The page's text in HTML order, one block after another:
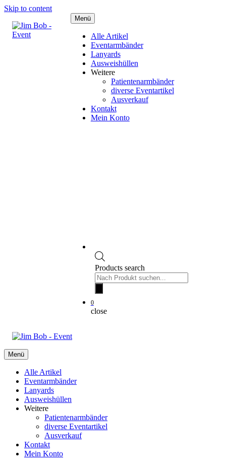
Skip to content
Menü
Alle Artikel
Eventarmbänder
Lanyards
Ausweishüllen
Weitere
Patientenarmbänder
diverse Eventartikel
Ausverkauf
Kontakt
Mein Konto
Products search
0
close
Menü
Alle Artikel
Eventarmbänder
Lanyards
Ausweishüllen
Weitere
Patientenarmbänder
diverse Eventartikel
Ausverkauf
Kontakt
Mein Konto